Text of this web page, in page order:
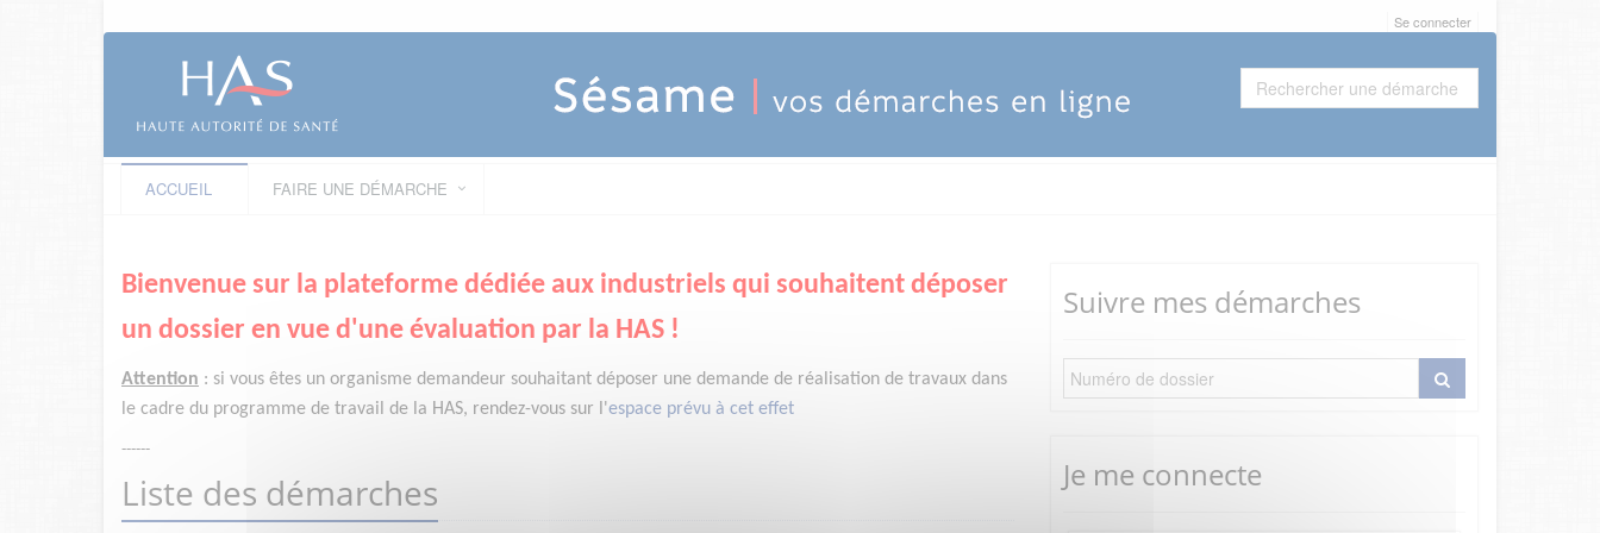
Se connecter
ACCUEIL FAIRE UNE DÉMARCHE
Bienvenue sur la plateforme dédiée aux industriels qui souhaitent déposer
un dossier en vue d'une évaluation par la HAS !
Attention : si vous êtes un organisme demandeur souhaitant déposer une demande de réalisation de travaux dans
le cadre du programme de travail de la HAS, rendez-vous sur l'espace prévu à cet effet
------
Liste des démarches
Suivre mes démarches
Je me connecte